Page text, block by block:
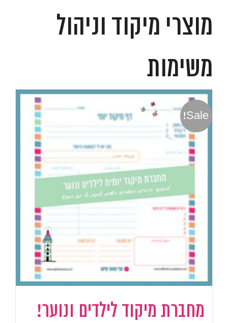
מוצרי מיקוד וניהול
משימות
Sale!
מחברת מיקוד לילדים ונוער!